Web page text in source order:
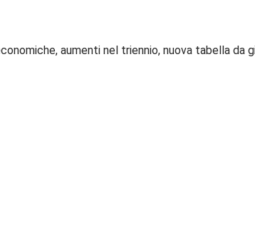
aumenti nel triennio, nuova tabella da